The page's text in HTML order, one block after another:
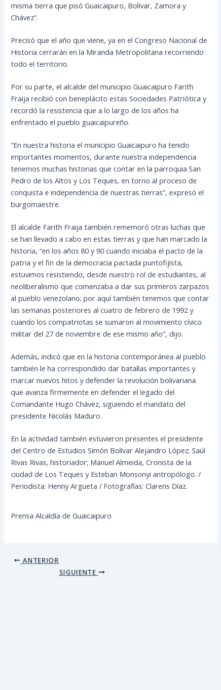
misma tierra que pisó Guaicaipuro, Bolívar, Zamora y
Chávez”.
Precisó que el año que viene, ya en el Congreso Nacional de
Historia cerrarán en la Miranda Metropolitana recorriendo
todo el territorio.
Por su parte, el alcalde del municipio Guaicaipuro Farith
Fraija recibió con beneplácito estas Sociedades Patriótica y
recordó la resistencia que a lo largo de los años ha
enfrentado el pueblo guaicaipureño.
“En nuestra historia el municipio Guaicaipuro ha tenido
importantes momentos, durante nuestra independencia
tenemos muchas historias que contar en la parroquia San
Pedro de los Altos y Los Teques, en torno al proceso de
conquista e independencia de nuestras tierras”, expresó el
burgomaestre.
El alcalde Farith Fraija también rememoró otras luchas que
se han llevado a cabo en estas tierras y que han marcado la
historia, “en los años 80 y 90 cuando iniciaba el pacto de la
patria y el fin de la democracia pactada puntofijista,
estuvimos resistiendo, desde nuestro rol de estudiantes, al
neoliberalismo que comenzaba a dar sus primeros zarpazos
al pueblo venezolano; por aquí también tenemos que contar
las semanas posteriores al cuatro de febrero de 1992 y
cuando los compatriotas se sumaron al movimiento cívico
militar del 27 de noviembre de ese mismo año”, dijo.
Además, indicó que en la historia contemporánea al pueblo
también le ha correspondido dar batallas importantes y
marcar nuevos hitos y defender la revolución bolivariana
que avanza firmemente en defender el legado del
Comandante Hugo Chávez, siguiendo el mandato del
presidente Nicolás Maduro.
En la actividad también estuvieron presentes el presidente
del Centro de Estudios Simón Bolívar Alejandro López; Saúl
Rivas Rivas, historiador; Manuel Almeida, Cronista de la
ciudad de Los Teques y Esteban Monsonyi antropólogo. /
Periodista: Henny Argueta / Fotografías: Clarens Díaz.
Prensa Alcaldía de Guaicaipuro
ANTERIOR
SIGUIENTE